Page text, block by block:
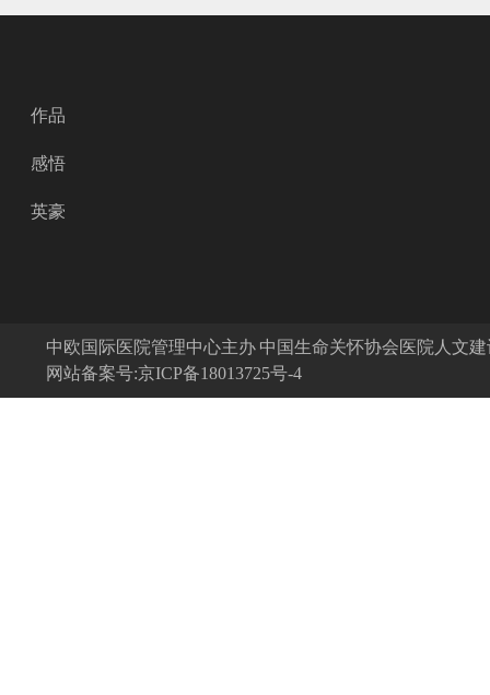
作品
感悟
英豪
中欧国际医院管理中心主办 中国生命关怀协会医院人文
网站备案号:京ICP备18013725号-4